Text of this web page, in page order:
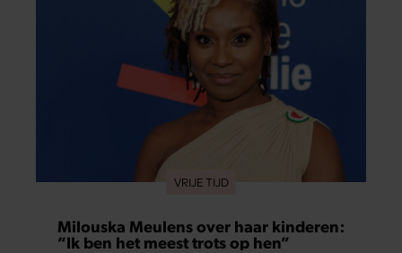
VRIJE TIJD
Milouska Meulens over haar kinderen:
“Ik ben het meest trots op hen”